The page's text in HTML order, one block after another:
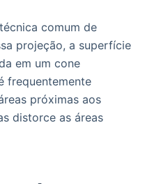
comum de
projeção, a superfície
em um cone
frequentemente
próximas aos
distorce as áreas